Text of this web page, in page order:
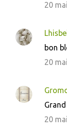
20
bon
20
20